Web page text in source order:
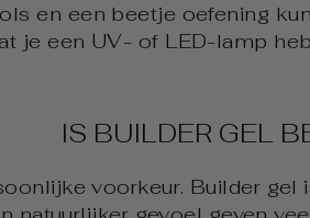
en een beetje oefening
je een UV- of LED-lamp
IS BUILDER GEL
voorkeur. Builder